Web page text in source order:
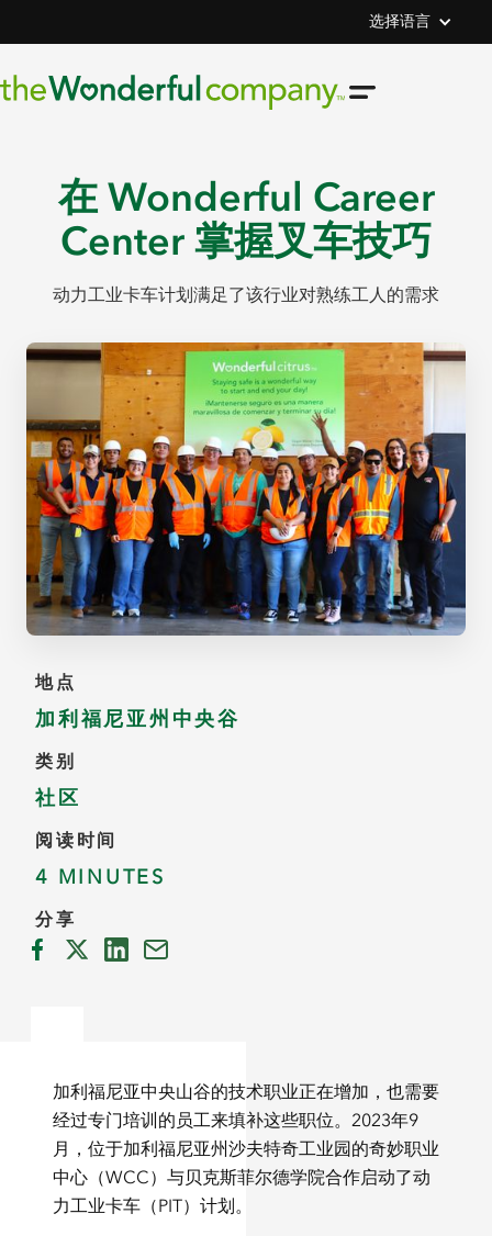
选择语言
在 Wonderful Career
Center 掌握叉车技巧
动力工业卡车计划满足了该行业对熟练工人的需求
地点
加利福尼亚州中央谷
类别
社区
阅读时间
4 MINUTES
分享
加利福尼亚中央山谷的技术职业正在增加，也需要
经过专门培训的员工来填补这些职位。2023年9
月，位于加利福尼亚州沙夫特奇工业园的奇妙职业
中心（WCC）与贝克斯菲尔德学院合作启动了动
力工业卡车（PIT）计划。